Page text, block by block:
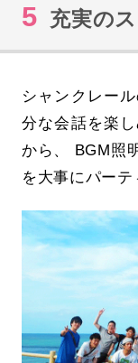
5 充実の
シャンクレー
分な会話を楽
から、 BGM照
を大事にパーテ